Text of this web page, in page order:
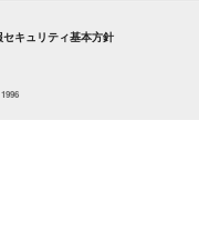
セキュリティ基本方針